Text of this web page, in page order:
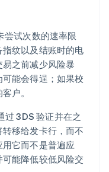
尝试次数的速率限
纹以及结账时的电
之前减少风险暴
能会得逞；如果校
户。
过 3DS 验证并在之
转移给发卡行，而不
它而不是普遍应
能降低较低风险交